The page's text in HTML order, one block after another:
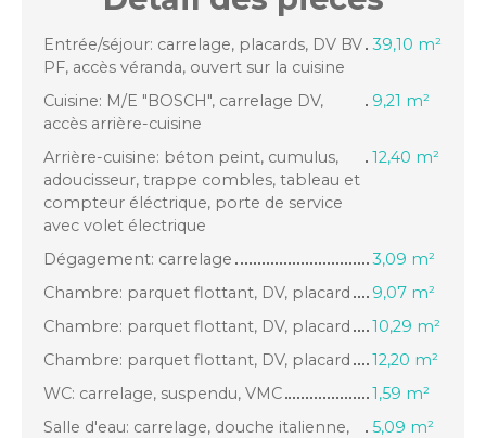
Entrée/séjour: carrelage, placards, DV BV
PF, accès véranda, ouvert sur la cuisine
39,10 m²
Cuisine: M/E "BOSCH", carrelage DV,
accès arrière-cuisine
9,21 m²
Arrière-cuisine: béton peint, cumulus,
adoucisseur, trappe combles, tableau et
compteur éléctrique, porte de service
avec volet électrique
12,40 m²
Dégagement: carrelage
3,09 m²
Chambre: parquet flottant, DV, placard
9,07 m²
Chambre: parquet flottant, DV, placard
10,29 m²
Chambre: parquet flottant, DV, placard
12,20 m²
WC: carrelage, suspendu, VMC
1,59 m²
Salle d'eau: carrelage, douche italienne,
5,09 m²